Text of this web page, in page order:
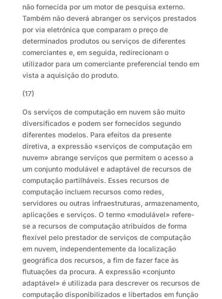
não fornecida por um motor de pesquisa externo.
Também não deverá abranger os serviços prestados
por via eletrónica que comparam o preço de
determinados produtos ou serviços de diferentes
comerciantes e, em seguida, redirecionam o
utilizador para um comerciante preferencial tendo em
vista a aquisição do produto.
(17)
Os serviços de computação em nuvem são muito
diversificados e podem ser fornecidos segundo
diferentes modelos. Para efeitos da presente
diretiva, a expressão «serviços de computação em
nuvem» abrange serviços que permitem o acesso a
um conjunto modulável e adaptável de recursos de
computação partilháveis. Esses recursos de
computação incluem recursos como redes,
servidores ou outras infraestruturas, armazenamento,
aplicações e serviços. O termo «modulável» refere-
se a recursos de computação atribuídos de forma
flexível pelo prestador de serviços de computação
em nuvem, independentemente da localização
geográfica dos recursos, a fim de fazer face às
flutuações da procura. A expressão «conjunto
adaptável» é utilizada para descrever os recursos de
computação disponibilizados e libertados em função